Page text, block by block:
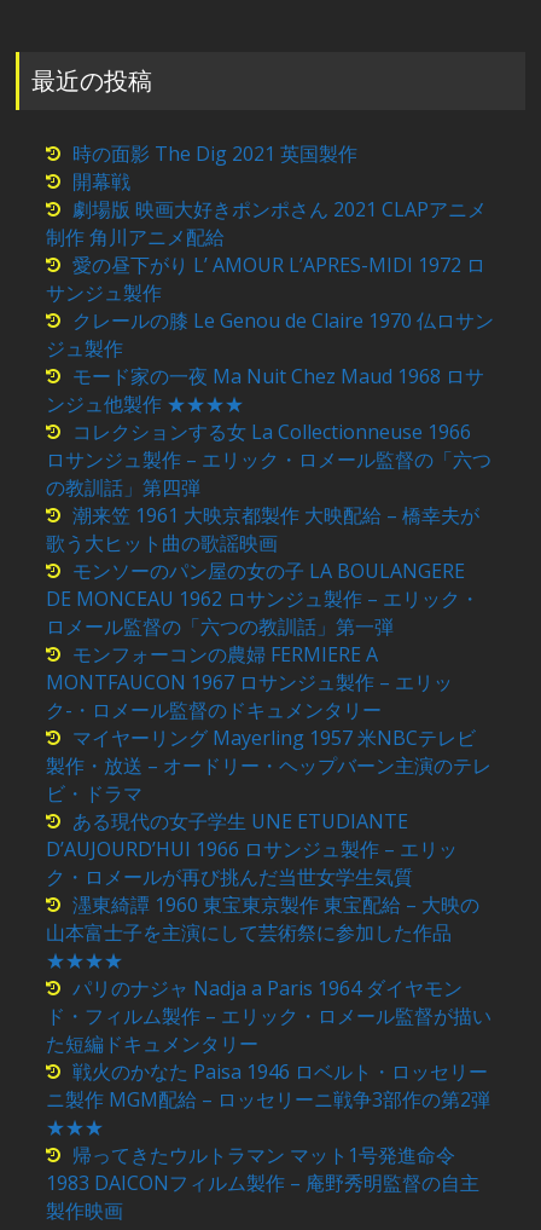
最近の投稿
時の面影 The Dig 2021 英国製作
開幕戦
劇場版 映画大好きポンポさん 2021 CLAPアニメ
制作 角川アニメ配給
愛の昼下がり L’ AMOUR L’APRES-MIDI 1972 ロ
サンジュ製作
クレールの膝 Le Genou de Claire 1970 仏ロサン
ジュ製作
モード家の一夜 Ma Nuit Chez Maud 1968 ロサ
ンジュ他製作 ★★★★
コレクションする女 La Collectionneuse 1966
ロサンジュ製作 – エリック・ロメール監督の「六つ
の教訓話」第四弾
潮来笠 1961 大映京都製作 大映配給 – 橋幸夫が
歌う大ヒット曲の歌謡映画
モンソーのパン屋の女の子 LA BOULANGERE
DE MONCEAU 1962 ロサンジュ製作 – エリック・
ロメール監督の「六つの教訓話」第一弾
モンフォーコンの農婦 FERMIERE A
MONTFAUCON 1967 ロサンジュ製作 – エリッ
ク-・ロメール監督のドキュメンタリー
マイヤーリング Mayerling 1957 米NBCテレビ
製作・放送 – オードリー・ヘップバーン主演のテレ
ビ・ドラマ
ある現代の女子学生 UNE ETUDIANTE
D’AUJOURD’HUI 1966 ロサンジュ製作 – エリッ
ク・ロメールが再び挑んだ当世女学生気質
濹東綺譚 1960 東宝東京製作 東宝配給 – 大映の
山本富士子を主演にして芸術祭に参加した作品
★★★★
パリのナジャ Nadja a Paris 1964 ダイヤモン
ド・フィルム製作 – エリック・ロメール監督が描い
た短編ドキュメンタリー
戦火のかなた Paisa 1946 ロベルト・ロッセリー
ニ製作 MGM配給 – ロッセリーニ戦争3部作の第2弾
★★★
帰ってきたウルトラマン マット1号発進命令
1983 DAICONフィルム製作 – 庵野秀明監督の自主
製作映画